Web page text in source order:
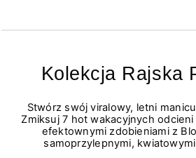
Kolekcja Rajska
Stwórz swój viralowy, letni
Zmiksuj 7 hot wakacyjnych odcieni
efektownymi zdobieniami z
samoprzylepnymi,